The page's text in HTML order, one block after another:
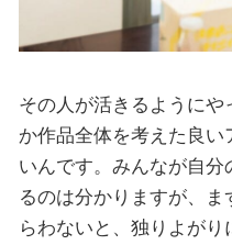
その人が活きるように
か作品全体を考えた良
いんです。みんなが自
るのは分かりますが、
らわないと、独りよが